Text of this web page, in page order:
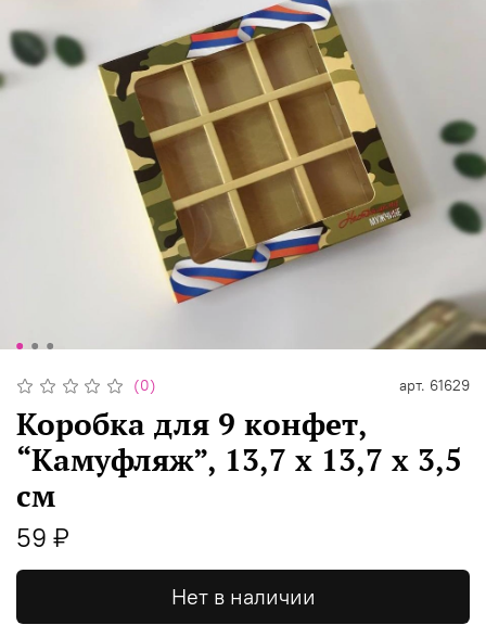
(0) арт. 61629
Коробка для 9 конфет,
“Камуфляж”, 13,7 х 13,7 х 3,5
см
59 ₽
Нет в наличии